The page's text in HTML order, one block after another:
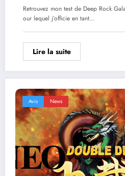
Retrouvez mon test de Deep Rock
our lequel j’officie en tant…
Lire la suite
Avis News